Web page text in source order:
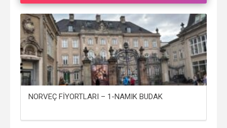
NORVEÇ FİYORTLARI – 1-NAMIK BUDAK